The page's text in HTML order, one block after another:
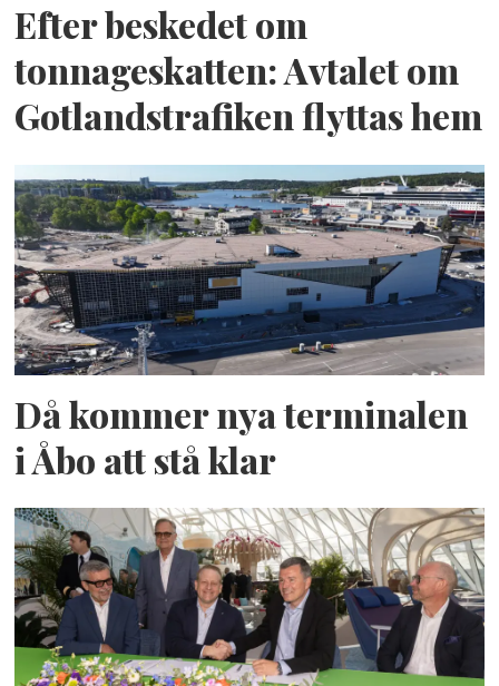
Efter beskedet om
tonnageskatten: Avtalet om
Gotlandstrafiken flyttas hem
Då kommer nya terminalen
i Åbo att stå klar